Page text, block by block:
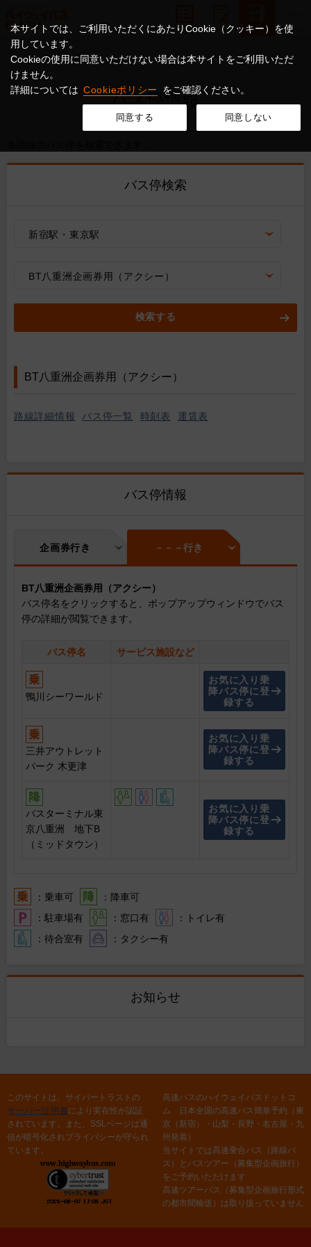
本サイトでは、ご利用いただくにあたりCookie（クッキー）を使
用しています。
Cookieの使用に同意いただけない場合は本サイトをご利用いただ
けません。
詳細については Cookieポリシー をご確認ください。
同意する 同意しない
バス停情報
バス停検索
新宿駅・東京駅
BT八重洲企画券用（アクシー）
検索する
BT八重洲企画券用（アクシー）
路線詳細情報 バス停一覧 時刻表 運賃表
バス停情報
企画券行き －－－行き
BT八重洲企画券用（アクシー）
バス停名をクリックすると、ポップアップウィンドウでバス
停の詳細が閲覧できます。
バス停名 サービス施設など
鴨川シーワールド
お気に入り乗
降バス停に登
録する
三井アウトレット
パーク 木更津
お気に入り乗
降バス停に登
録する
バスターミナル東
京八重洲 地下B
（ミッドタウン）
お気に入り乗
降バス停に登
録する
：乗車可
：降車可
：駐車場有
：窓口有
：トイレ有
：待合室有
：タクシー有
お知らせ
このサイトは、サイバートラストの
サーバー証明書により実在性が認証
されています。また、SSLページは通
信が暗号化されプライバシーが守られ
ています。
高速バスのハイウェイバスドットコ
ム 日本全国の高速バス簡単予約（東
京（新宿）・山梨・長野・名古屋・九
州発着）
当サイトでは高速乗合バス（路線バ
ス）とバスツアー（募集型企画旅行）
をご予約いただけます
高速ツアーバス（募集型企画旅行形式
の都市間輸送）は取り扱っていません